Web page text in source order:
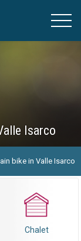
Isarco
bike in Valle Isarco
Chalet